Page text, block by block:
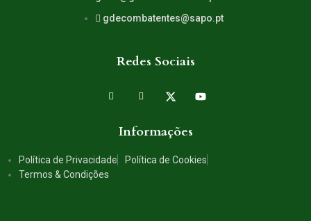
gdecombatentes@sapo.pt
Redes Sociais
Informações
Política de Privacidade
Política de Cookies
Termos & Condições